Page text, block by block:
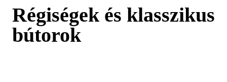
Régiségek és klasszikus
bútorok